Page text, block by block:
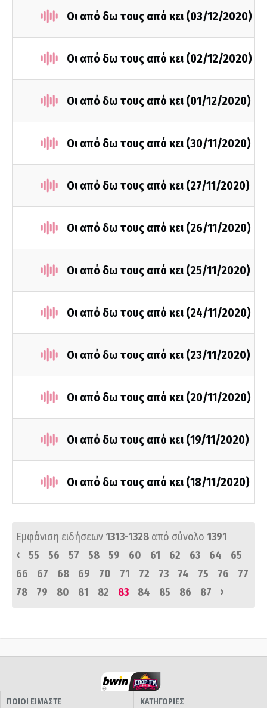
Οι από δω τους από κει (03/12/2020)
Οι από δω τους από κει (02/12/2020)
Οι από δω τους από κει (01/12/2020)
Οι από δω τους από κει (30/11/2020)
Οι από δω τους από κει (27/11/2020)
Οι από δω τους από κει (26/11/2020)
Οι από δω τους από κει (25/11/2020)
Οι από δω τους από κει (24/11/2020)
Οι από δω τους από κει (23/11/2020)
Οι από δω τους από κει (20/11/2020)
Οι από δω τους από κει (19/11/2020)
Οι από δω τους από κει (18/11/2020)
Εμφάνιση ειδήσεων1313-1328 από σύνολο 1391
‹
55 56 57 58 59 60 61 62 63 64
65
66
67 68 69 70 71 72 73 74 75 76
77
78
79 80 81 82 83 84 85 86 87 ›
ΠΟΙΟΙ ΕΙΜΑΣΤΕ
ΚΑΤΗΓΟΡΙΕΣ